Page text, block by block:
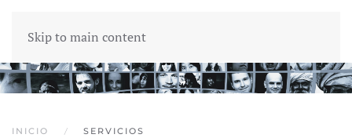
Skip to main content
INICIO SERVICIOS